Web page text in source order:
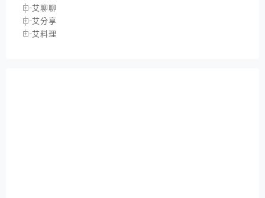
艾聊聊
艾分享
艾料理